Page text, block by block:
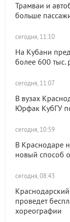
Трамваи и
больше
сегодня, 11:10
На Кубани
более 600 тыс.
сегодня, 11:07
В вузах
Юрфак КубГУ
сегодня, 10:59
В Краснодаре
новый способ
сегодня, 08:43
Краснодарский
проведет
хореографии